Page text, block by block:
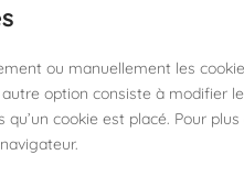
ou manuellement les
option consiste à modifier
cookie est placé. Pour plus